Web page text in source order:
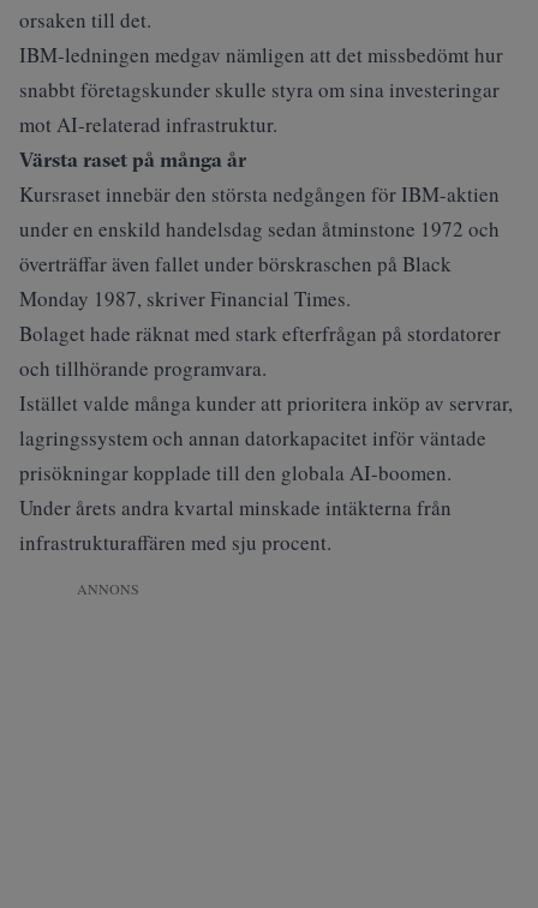
orsaken till det.
IBM-ledningen medgav nämligen att det missbedömt hur
snabbt företagskunder skulle styra om sina investeringar
mot AI-relaterad infrastruktur.
Värsta raset på många år
Kursraset innebär den största nedgången för IBM-aktien
under en enskild handelsdag sedan åtminstone 1972 och
överträffar även fallet under börskraschen på Black
Monday 1987, skriverFinancial Times.
Bolaget hade räknat med stark efterfrågan på stordatorer
och tillhörande programvara.
Istället valde många kunder att prioritera inköp av servrar,
lagringssystem och annan datorkapacitet inför väntade
prisökningar kopplade till den globala AI-boomen.
Under årets andra kvartal minskade intäkterna från
infrastrukturaffären med sju procent.
ANNONS